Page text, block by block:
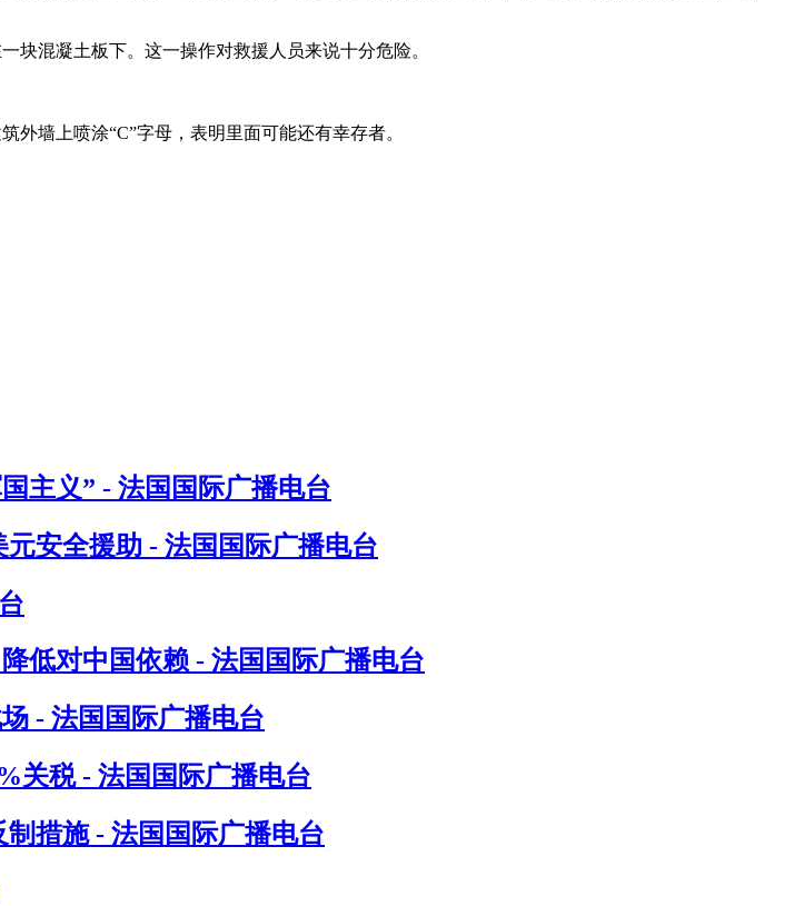
块混凝土板下。这一操作对救援人员来说十分危险。
墙上喷涂“C”字母，表明里面可能还有幸存者。
主义” - 法国国际广播电台
安全援助 - 法国国际广播电台
低对中国依赖 - 法国国际广播电台
- 法国国际广播电台
关税 - 法国国际广播电台
措施 - 法国国际广播电台